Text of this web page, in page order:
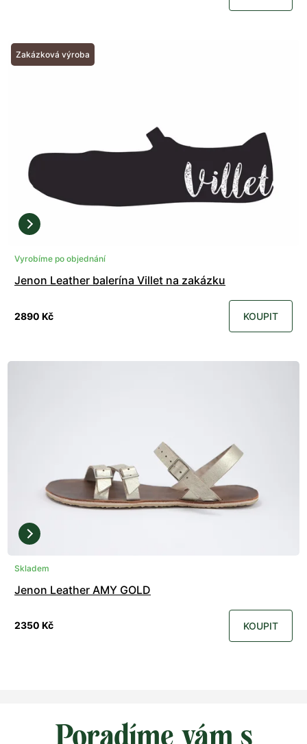
Zakázková výroba
Vyrobíme po objednání
Jenon Leather balerína Villet na zakázku
2890 Kč KOUPIT
Skladem
Jenon Leather AMY GOLD
2350 Kč KOUPIT
Poradíme vám s